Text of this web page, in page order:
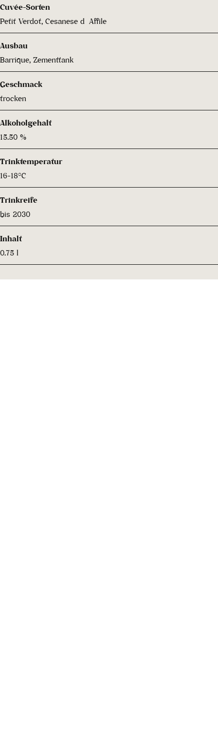
Cuvée-Sorten
Petit Verdot, Cesanese d´Affile
Ausbau
Barrique, Zementtank
Geschmack
trocken
Alkoholgehalt
15.50 %
Trinktemperatur
16-18°C
Trinkreife
bis 2030
Inhalt
0.75 l